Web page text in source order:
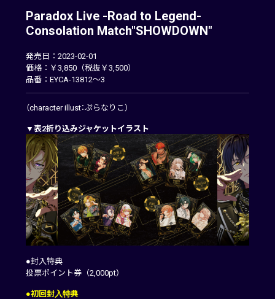
Paradox Live -Road to Legend-
Consolation Match"SHOWDOWN"
発売日：2023-02-01
価格：￥3,850（税抜￥3,500）
品番：EYCA-13812～3
（character illust：ぷらなりこ）
▼表2折り込みジャケットイラスト
●封入特典
投票ポイント券（2,000pt）
●初回封入特典